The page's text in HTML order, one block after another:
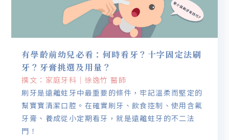
有學齡前幼兒必看：何時看牙？十字固定法刷
牙？牙膏挑選及用量？
撰文：家庭牙科｜徐逸竹 醫師
刷牙是遠離蛀牙中最重要的條件，牢記溫柔而堅定的
幫寶寶清潔口腔。在確實刷牙、飲食控制、使用含氟
牙膏、養成從小定期看牙，就是遠離蛀牙的不二法
門！